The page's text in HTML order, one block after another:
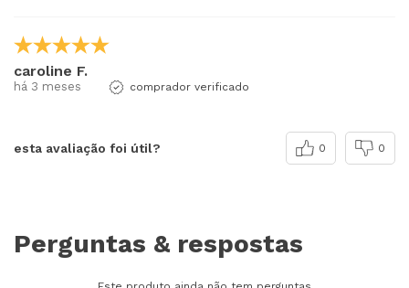
caroline F.
há 3 meses comprador verificado
esta avaliação foi útil? 0 0
Perguntas & respostas